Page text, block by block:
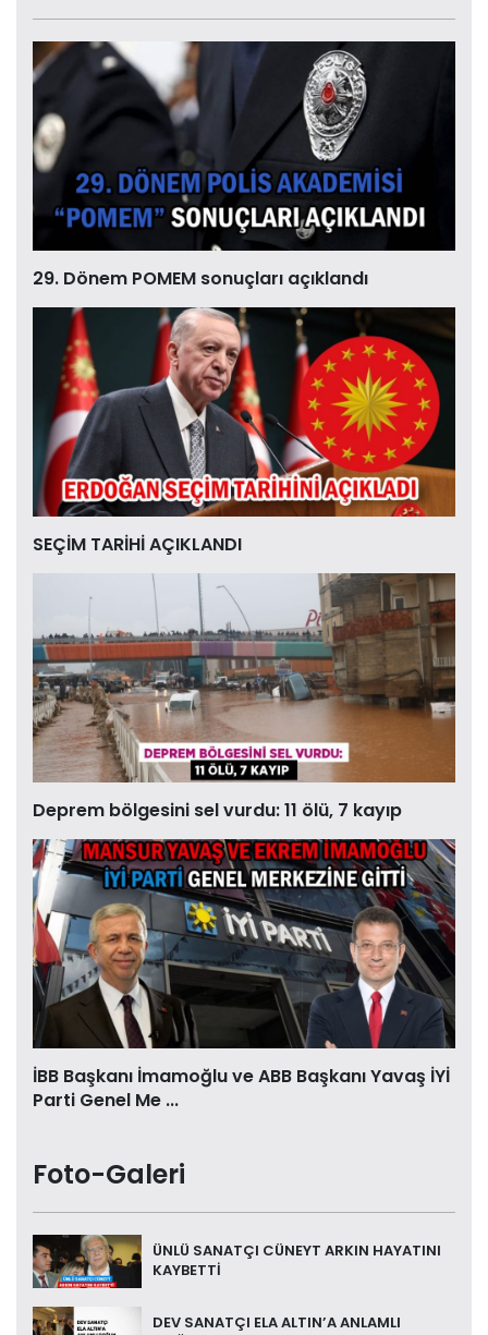
29. Dönem POMEM sonuçları açıklandı
SEÇİM TARİHİ AÇIKLANDI
Deprem bölgesini sel vurdu: 11 ölü, 7 kayıp
İBB Başkanı İmamoğlu ve ABB Başkanı Yavaş İYİ
Parti Genel Me ...
Foto-Galeri
ÜNLÜ SANATÇI CÜNEYT ARKIN HAYATINI
KAYBETTİ
DEV SANATÇI ELA ALTIN’A ANLAMLI